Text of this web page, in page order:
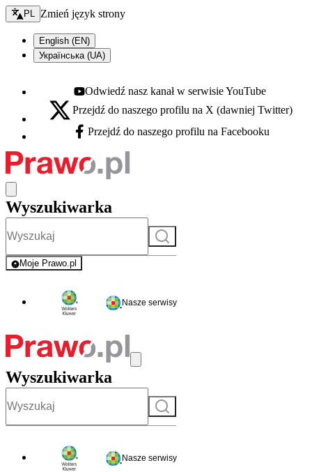
Zmień język - bieżący:
PL Zmień język strony
English (EN)
Українська (UA)
Youtube - otwiera się w nowej karcie
Odwiedź nasz kanał w serwisie YouTube
X - otwiera się w nowej karcie
Przejdź do naszego profilu na X (dawniej Twitter)
Facebook - otwiera się w nowej karcie
Przejdź do naszego profilu na Facebooku
Wyszukiwarka
Szukaj
Moje Prawo.pl
- rejestracja i logowanie do serwisu
Nasze serwisy
Wyszukiwarka
Szukaj
Nasze serwisy